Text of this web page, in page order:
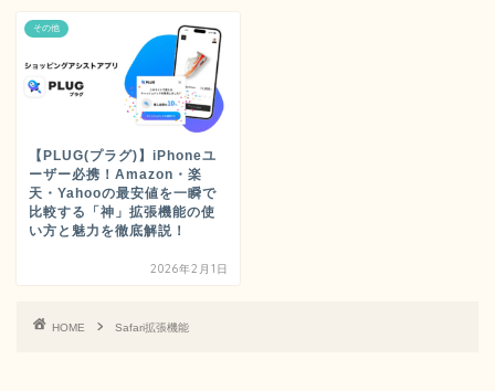
その他
【PLUG(プラグ)】iPhoneユ
ーザー必携！Amazon・楽
天・Yahooの最安値を一瞬で
比較する「神」拡張機能の使
い方と魅力を徹底解説！
2026年2月1日
HOME Safari拡張機能